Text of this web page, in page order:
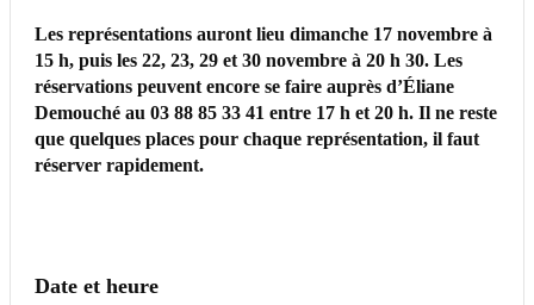
Les représentations auront lieu dimanche 17 novembre à
15 h, puis les 22, 23, 29 et 30 novembre à 20 h 30. Les
réservations peuvent encore se faire auprès d’Éliane
Demouché au 03 88 85 33 41 entre 17 h et 20 h. Il ne reste
que quelques places pour chaque représentation, il faut
réserver rapidement.
Date et heure